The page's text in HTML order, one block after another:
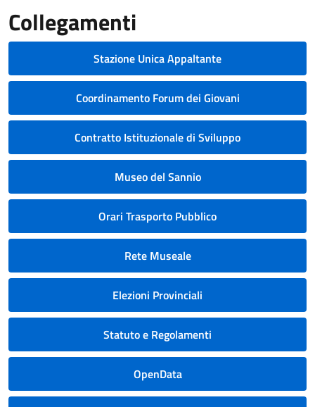
Collegamenti
Stazione Unica Appaltante
Coordinamento Forum dei Giovani
Contratto Istituzionale di Sviluppo
Museo del Sannio
Orari Trasporto Pubblico
Rete Museale
Elezioni Provinciali
Statuto e Regolamenti
OpenData